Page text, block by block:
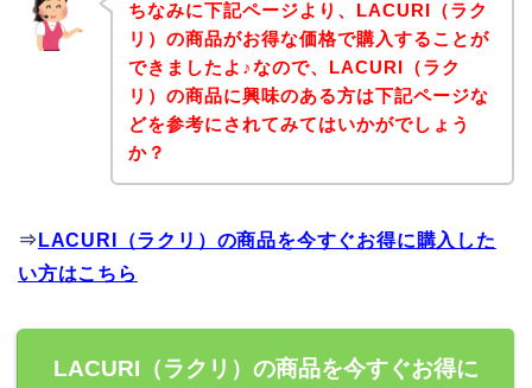
ちなみに下記ページより、LACURI（ラク
リ）の商品がお得な価格で購入することが
できましたよ♪なので、LACURI（ラク
リ）の商品に興味のある方は下記ページな
どを参考にされてみてはいかがでしょう
か？
⇒ LACURI（ラクリ）の商品を今すぐお得に購入した
い方はこちら
LACURI（ラクリ）の商品を今すぐお得に